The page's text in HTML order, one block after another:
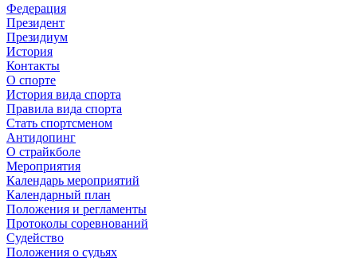
Федерация
Президент
Президиум
История
Контакты
О спорте
История вида спорта
Правила вида спорта
Стать спортсменом
Антидопинг
О страйкболе
Мероприятия
Календарь мероприятий
Календарный план
Положения и регламенты
Протоколы соревнований
Судейство
Положения о судьях